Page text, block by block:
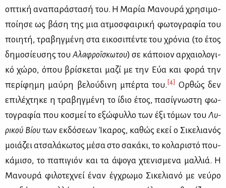
οπτι­κή ανα­πα­ρά­στα­σή του. Η Μα­ρία Μα­νου­ρά χρη­σι­μο­
ποί­η­σε ως βά­ση της μια ατμο­σφαι­ρι­κή φω­το­γρα­φία του
ποι­η­τή, τρα­βηγ­μέ­νη στα ει­κο­σι­πέ­ντε του χρό­νια (το έτος
δη­μο­σί­ευ­σης του Αλα­φρο­ΐ­σκω­του) σε κά­ποιον αρ­χαιο­λο­γι­
κό χώ­ρο, όπου βρί­σκε­ται μα­ζί με την Εύα και φο­ρά την
πε­ρί­φη­μη μαύ­ρη βε­λού­δι­νη μπέρ­τα του. [4] Ορ­θώς δεν
επι­λέ­χτη­κε η τρα­βηγ­μέ­νη το ίδιο έτος, πα­σί­γνω­στη φω­
το­γρα­φία που κο­σμεί το εξώ­φυλ­λο των έξι τό­μων του Λυ­
ρι­κού Βί­ου των εκ­δό­σε­ων Ίκα­ρος, κα­θώς εκεί ο Σι­κε­λια­νός
μοιά­ζει ατσα­λά­κω­τος μέ­σα στο σα­κά­κι, το κο­λα­ρι­στό που­
κά­μι­σο, το πα­πι­γιόν και τα άψο­γα χτε­νι­σμε­να μαλ­λιά. Η
Μα­νου­ρά φι­λο­τε­χνεί έναν έγ­χρω­μο Σι­κε­λια­νό με νεύ­ρο